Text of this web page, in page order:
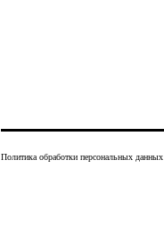
Политика обработки персональных данных